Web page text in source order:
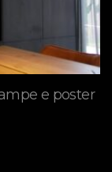
e poster